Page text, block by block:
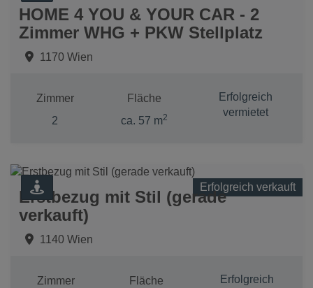
HOME 4 YOU & YOUR CAR - 2
Zimmer WHG + PKW Stellplatz
1170 Wien
Zimmer
2
Fläche
ca. 57 m2
Erfolgreich
vermietet
Erfolgreich verkauft
Erstbezug mit Stil (gerade
verkauft)
1140 Wien
Zimmer
Fläche
Erfolgreich